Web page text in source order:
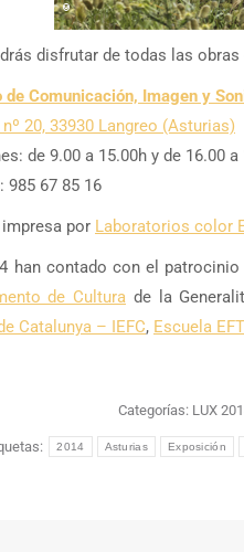
disfrutar de todas las
de Comunicación, Imagen y
20, 33930 Langreo (Asturias)
de 9.00 a 15.00h y de 16.00 a
985 67 85 16
por Laboratorios color
han contado con el patrocinio
de Cultura de la
Catalunya – IEFC, Escuela
Categorías: LUX
2014 Asturias Exposición